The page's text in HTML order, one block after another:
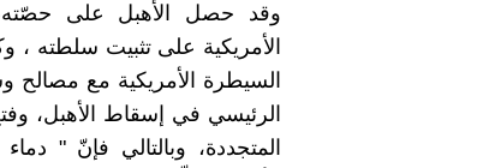
وقد حصل الأهبل على
الأمريكية على تثبيت سلطته
السيطرة الأمريكية مع
الرئيسي في إسقاط الأهبل،
المتجددة، وبالتالي فإنّ "